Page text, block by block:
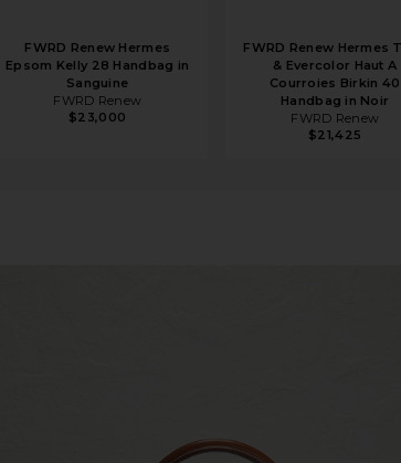
FWRD Renew Hermes
Epsom Kelly 28 Handbag in
Sanguine
FWRD Renew
$23,000
FWRD Renew Hermes
& Evercolor Haut A
Courroies Birkin 40
Handbag in Noir
FWRD Renew
$21,425